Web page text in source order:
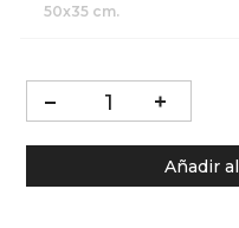
50x35 cm.
Añadir